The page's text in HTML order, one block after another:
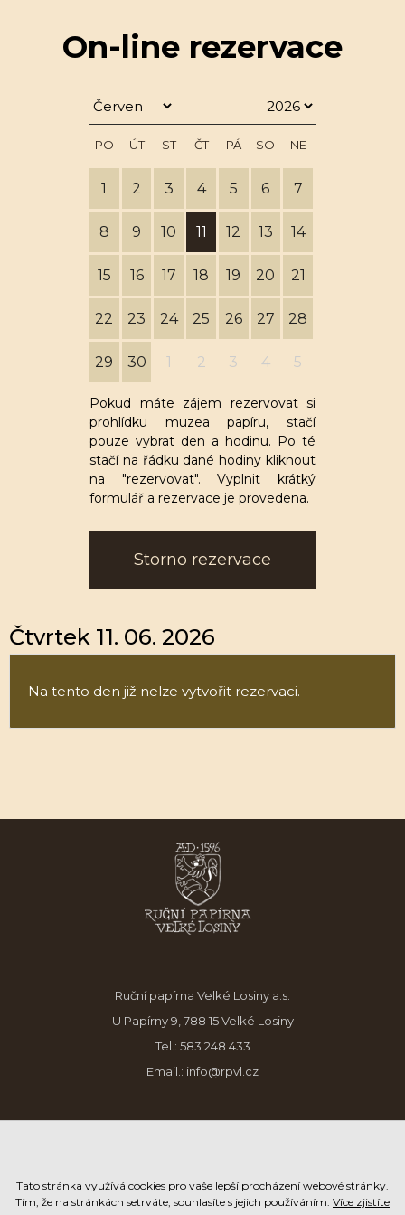
On-line rezervace
PO ÚT ST ČT PÁ SO NE
1 2 3 4 5 6 7
8 9 10 11 12 13 14
15 16 17 18 19 20 21
22 23 24 25 26 27 28
29 30 1 2 3 4 5
Pokud máte zájem rezervovat si
prohlídku muzea papíru, stačí
pouze vybrat den a hodinu. Po té
stačí na řádku dané hodiny kliknout
na "rezervovat". Vyplnit krátký
formulář a rezervace je provedena.
Storno rezervace
Čtvrtek 11. 06. 2026
Na tento den již nelze vytvořit rezervaci.
Ruční papírna Velké Losiny a.s.
U Papírny 9, 788 15 Velké Losiny
Tel.: 583 248 433
Email.: info@rpvl.cz
Tato stránka využívá cookies pro vaše lepší procházení webové stránky.
Tím, že na stránkách setrváte, souhlasíte s jejich používáním. Více zjistíte